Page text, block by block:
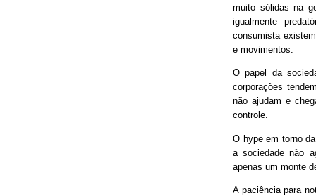
muito sólidas na
igualmente
consumista
e movimentos.
O papel da
corporações
não ajudam e
controle.
O hype em torno
a sociedade não
apenas um monte
A paciência para